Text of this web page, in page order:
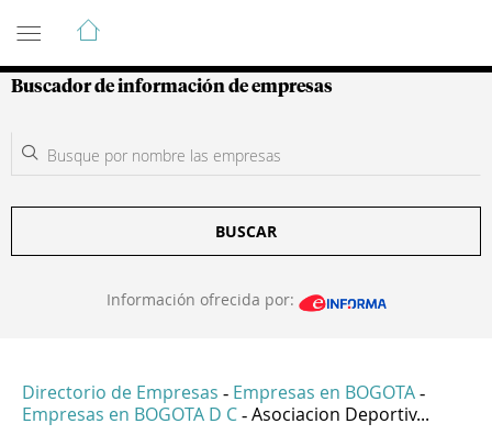
Guía de Empresas Colombianas
Buscador de información de empresas
BUSCAR
Información ofrecida por:
Directorio de Empresas - Empresas en BOGOTA -
Empresas en BOGOTA D C - Asociacion Deportiv...